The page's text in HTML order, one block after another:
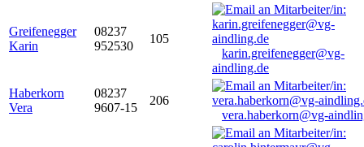
Greifenegger
Karin
08237
952530
105
karin.greifenegger@vg-
aindling.de
Haberkorn
Vera
08237
9607-15
206
vera.haberkorn@vg-